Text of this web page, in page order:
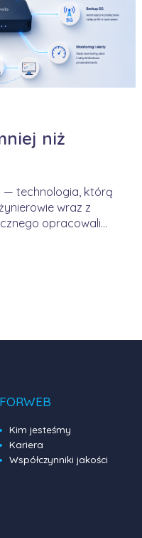
niż
— technologia, którą
wraz z
opracowali
i przewidywalny.
bez studiowania
FORWEB
Kim jesteśmy
Kariera
Współczynniki jakości